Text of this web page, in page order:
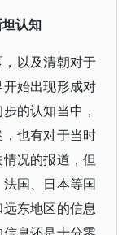
认知
以及清朝对于
始出现形成对
的认知当中，
也有对于当时
况的报道，但
国、日本等国
东地区的信息